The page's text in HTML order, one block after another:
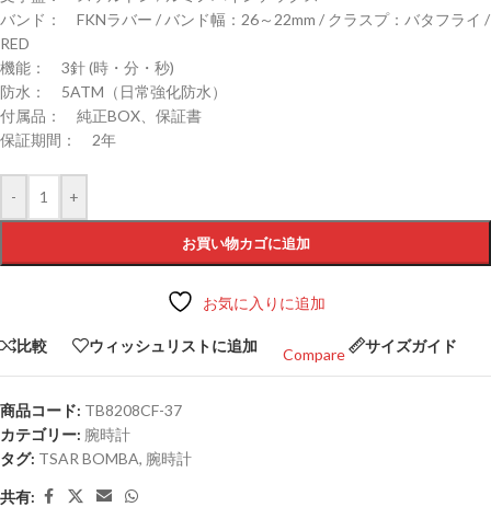
バンド： FKNラバー / バンド幅：26～22mm / クラスプ：バタフライ /
RED
機能： 3針 (時・分・秒)
防水： 5ATM（日常強化防水）
付属品： 純正BOX、保証書
保証期間： 2年
- +
お買い物カゴに追加
お気に入りに追加
比較 ウィッシュリストに追加
Compare
サイズガイド
商品コード: TB8208CF-37
カテゴリー: 腕時計
タグ: TSAR BOMBA, 腕時計
共有: